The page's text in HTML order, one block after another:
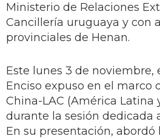
Ministerio de Relaciones
Cancillería uruguaya y con
provinciales de Henan.
Este lunes 3 de noviembre,
Enciso expuso en el marco
China-LAC (América Latina
durante la sesión dedicada
En su presentación, abordó